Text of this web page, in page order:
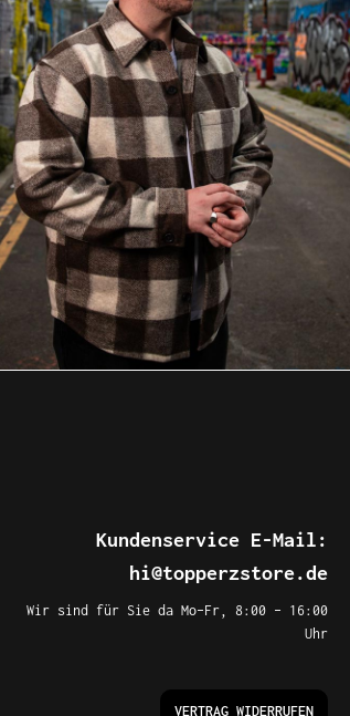
Kundenservice E-Mail:
hi@topperzstore.de
Wir sind für Sie da Mo–Fr, 8:00 – 16:00 Uhr